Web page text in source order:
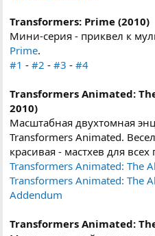
Transformers: Prime (2010)
Мини-серия - приквел к
Prime.
#1 -#2 -#3 -#4
Transformers Animated:
2010)
Масштабная двухтомная
Transformers Animated.
красивая - мастхев для
Transformers Animated: The
Transformers Animated: The
Addendum
Transformers Animated: